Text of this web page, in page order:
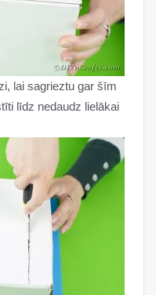
lai sagrieztu gar šīm
līdz nedaudz lielākai